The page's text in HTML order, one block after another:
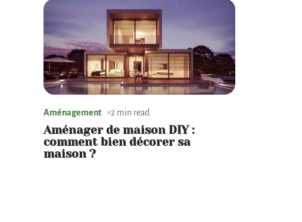
Aménagement 2 min read
Aménager de maison DIY :
comment bien décorer sa
maison ?